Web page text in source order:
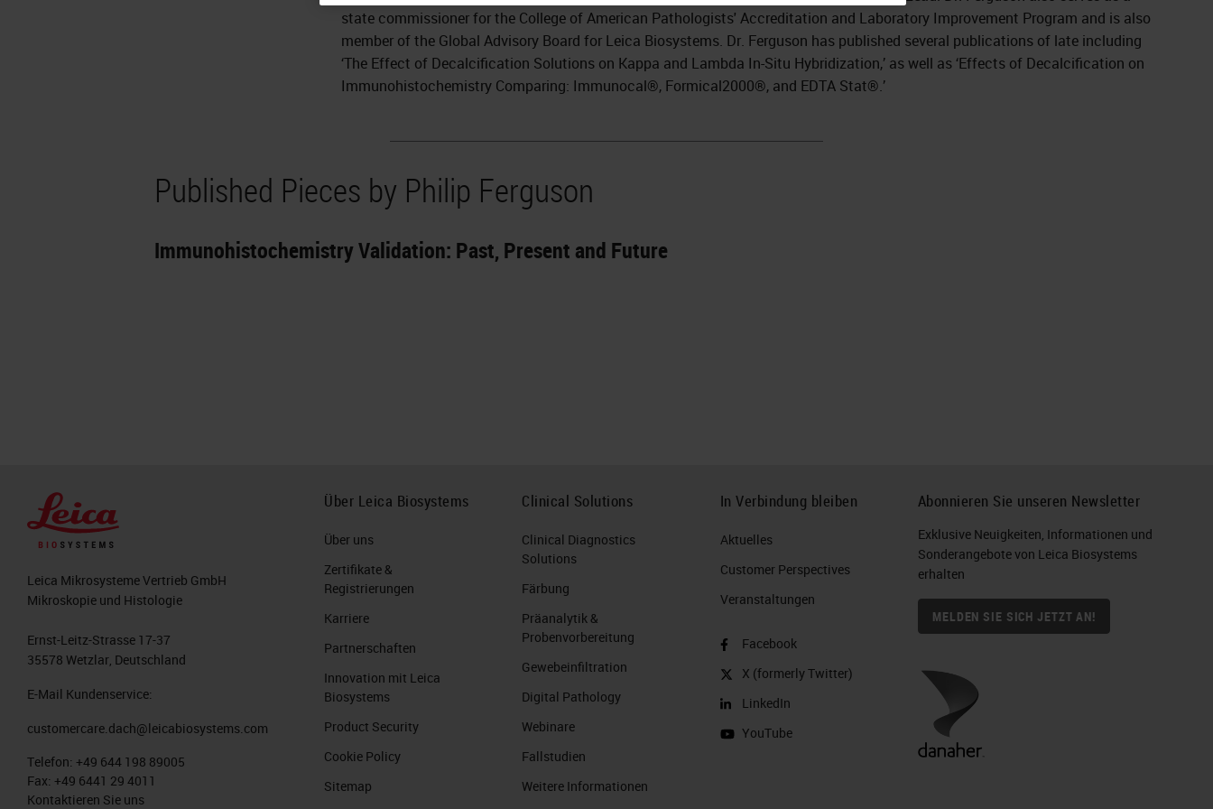
state commissioner for the College of American Pathologists' Accreditation and Laboratory Improvement Program and is also
member of the Global Advisory Board for Leica Biosystems. Dr. Ferguson has published several publications of late including
‘The Effect of Decalcification Solutions on Kappa and Lambda In-Situ Hybridization,’ as well as ‘Effects of Decalcification on
Immunohistochemistry Comparing: Immunocal®, Formical2000®, and EDTA Stat®.’
Published Pieces by Philip Ferguson
Immunohistochemistry Validation: Past, Present and Future
Leica Mikrosysteme Vertrieb GmbH
Mikroskopie und Histologie
Ernst-Leitz-Strasse 17-37
35578 Wetzlar, Deutschland
E-Mail Kundenservice:
customercare.dach@leicabiosystems.com
Telefon: +49 644 198 89005
Fax: +49 6441 29 4011
Kontaktieren Sie uns
Über Leica Biosystems
Über uns
Zertifikate &
Registrierungen
Karriere
Partnerschaften
Innovation mit Leica
Biosystems
Product Security
Cookie Policy
Sitemap
Clinical Solutions
Clinical Diagnostics
Solutions
Färbung
Präanalytik &
Probenvorbereitung
Gewebeinfiltration
Digital Pathology
Webinare
Fallstudien
Weitere Informationen
In Verbindung bleiben
Aktuelles
Customer Perspectives​
Veranstaltungen
Facebook
X (formerly Twitter)
LinkedIn
YouTube
Abonnieren Sie unseren Newsletter
Exklusive Neuigkeiten, Informationen und
Sonderangebote von Leica Biosystems
erhalten
MELDEN SIE SICH JETZT AN!